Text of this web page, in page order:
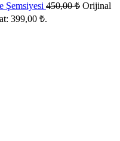
Şemsiyesi 450,00₺ Orijinal
399,00 ₺.